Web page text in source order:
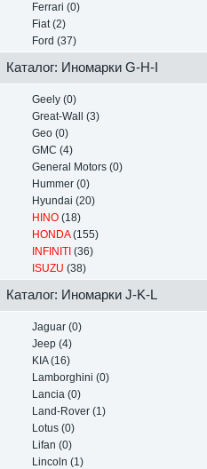
Ferrari (0)
Fiat (2)
Ford (37)
Каталог: Иномарки G-H-I
Geely (0)
Great-Wall (3)
Geo (0)
GMC (4)
General Motors (0)
Hummer (0)
Hyundai (20)
HINO (18)
HONDA(155)
INFINITI (36)
ISUZU (38)
Каталог: Иномарки J-K-L
Jaguar (0)
Jeep (4)
KIA (16)
Lamborghini (0)
Lancia (0)
Land-Rover (1)
Lotus (0)
Lifan (0)
Lincoln (1)